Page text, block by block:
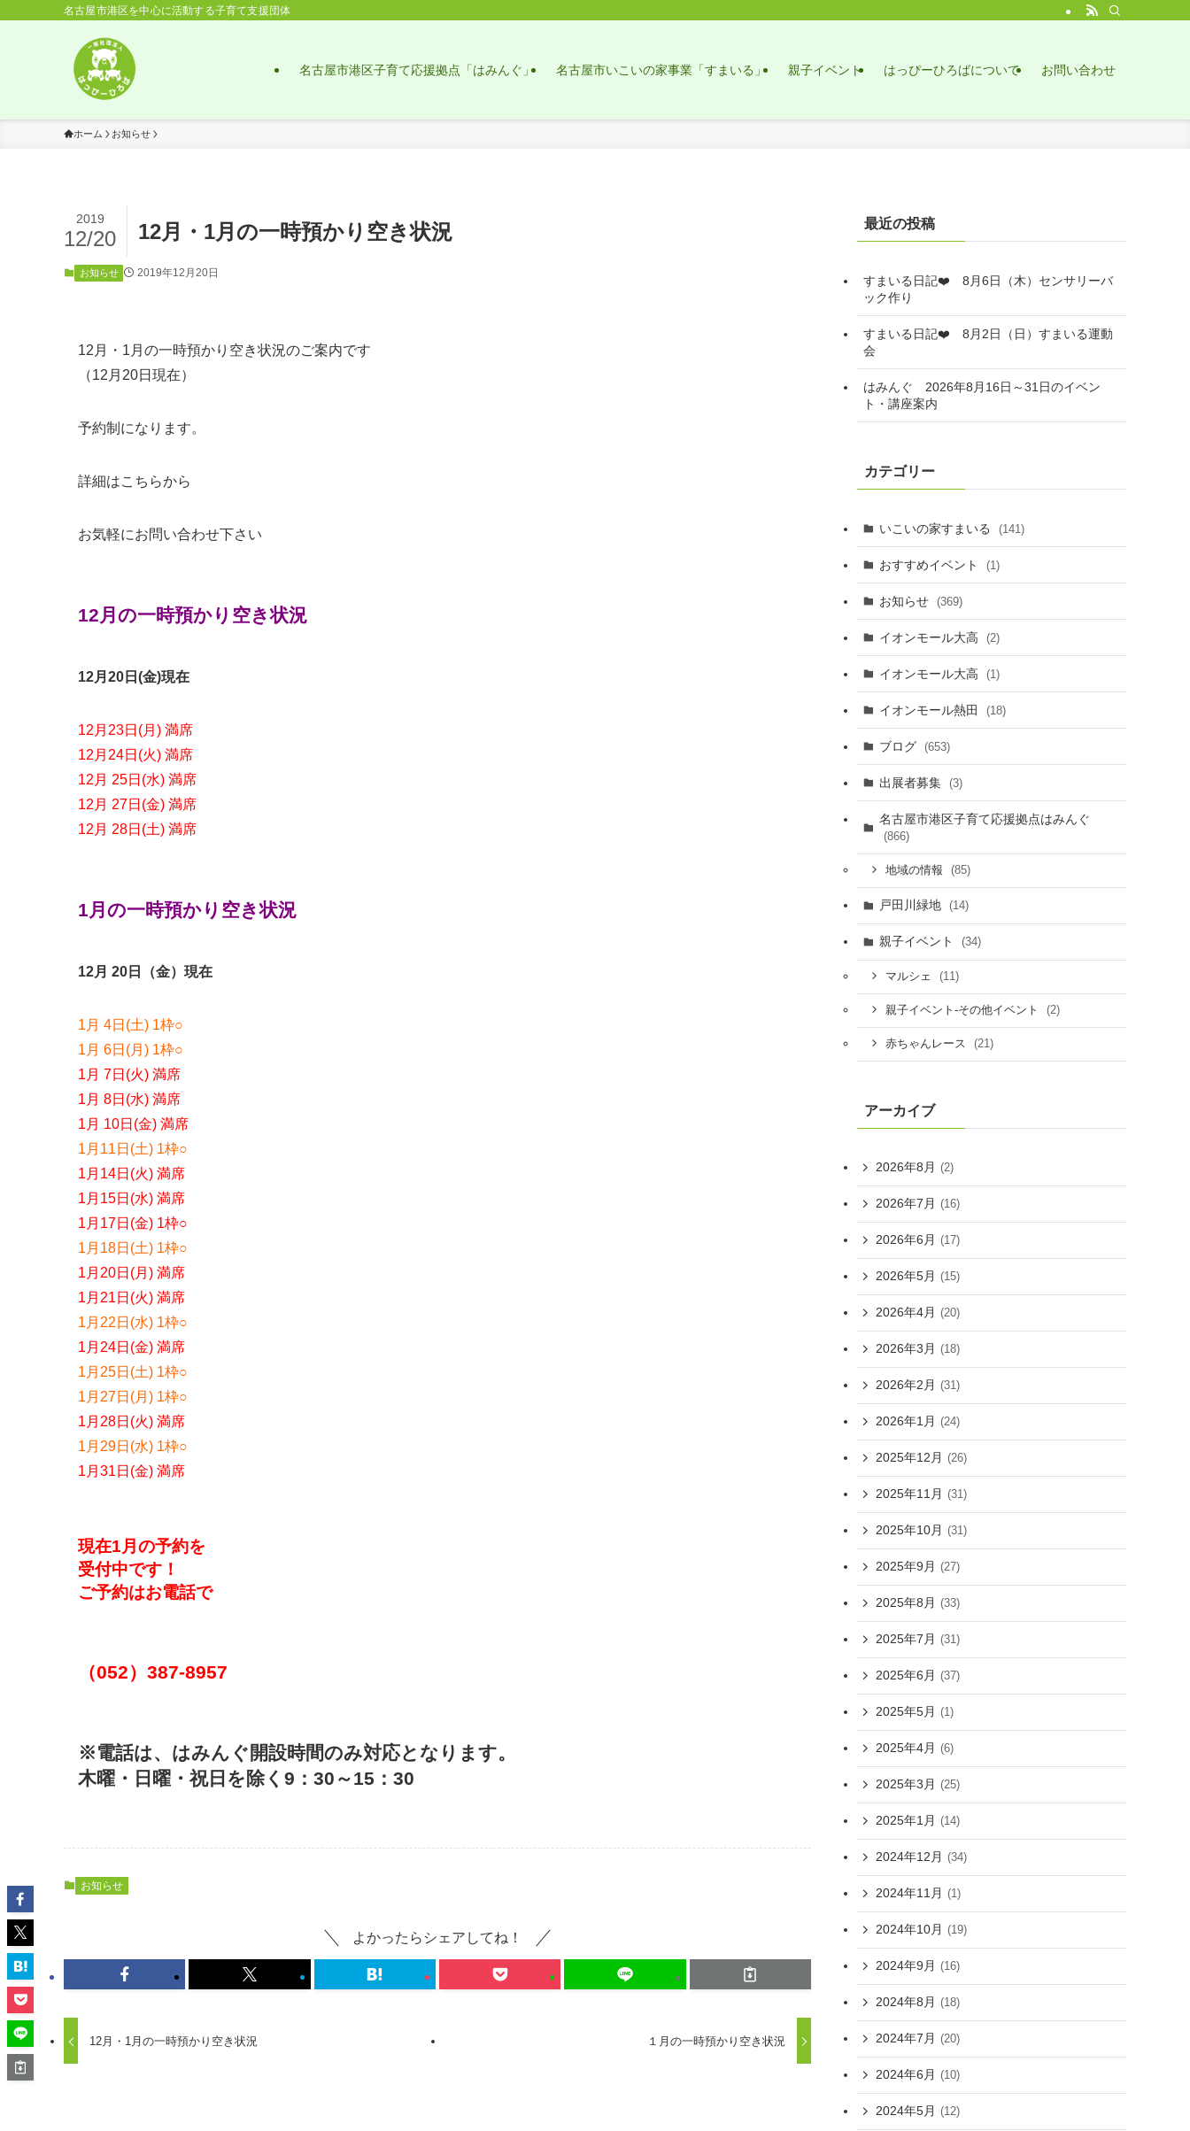
名古屋市港区を中心に活動する子育て支援団体
名古屋市港区子育て応援拠点「はみんぐ」 名古屋市いこいの家事業「すまいる」 親子イベント はっぴーひろばについて お問い合わせ
ホーム お知らせ
12月・1月の一時預かり空き状況
2019
12/20
お知らせ 2019年12月20日
12月・1月の一時預かり空き状況のご案内です
（12月20日現在）
予約制になります。
詳細はこちらから
お気軽にお問い合わせ下さい
12月の一時預かり空き状況
12月20日(金)現在
12月23日(月) 満席
12月24日(火) 満席
12月 25日(水) 満席
12月 27日(金) 満席
12月 28日(土) 満席
1月の一時預かり空き状況
12月 20日（金）現在
1月 4日(土) 1枠○
1月 6日(月) 1枠○
1月 7日(火) 満席
1月 8日(水) 満席
1月 10日(金) 満席
1月11日(土) 1枠○
1月14日(火) 満席
1月15日(水) 満席
1月17日(金) 1枠○
1月18日(土) 1枠○
1月20日(月) 満席
1月21日(火) 満席
1月22日(水) 1枠○
1月24日(金) 満席
1月25日(土) 1枠○
1月27日(月) 1枠○
1月28日(火) 満席
1月29日(水) 1枠○
1月31日(金) 満席
現在1月の予約を
受付中です！
ご予約はお電話で
（052）387-8957
※電話は、はみんぐ開設時間のみ対応となります。
木曜・日曜・祝日を除く9：30～15：30
お知らせ
よかったらシェアしてね！
12月・1月の一時預かり空き状況 １月の一時預かり空き状況
最近の投稿
すまいる日記❤️ 8月6日（木）センサリーバ
ック作り
すまいる日記❤️ 8月2日（日）すまいる運動
会
はみんぐ 2026年8月16日～31日のイベン
ト・講座案内
カテゴリー
いこいの家すまいる (141)
おすすめイベント (1)
お知らせ (369)
イオンモール大高 (2)
イオンモール大高 (1)
イオンモール熱田 (18)
ブログ (653)
出展者募集 (3)
名古屋市港区子育て応援拠点はみんぐ
(866)
地域の情報 (85)
戸田川緑地 (14)
親子イベント (34)
マルシェ (11)
親子イベント-その他イベント (2)
赤ちゃんレース (21)
アーカイブ
2026年8月 (2)
2026年7月 (16)
2026年6月 (17)
2026年5月 (15)
2026年4月 (20)
2026年3月 (18)
2026年2月 (31)
2026年1月 (24)
2025年12月 (26)
2025年11月 (31)
2025年10月 (31)
2025年9月 (27)
2025年8月 (33)
2025年7月 (31)
2025年6月 (37)
2025年5月 (1)
2025年4月 (6)
2025年3月 (25)
2025年1月 (14)
2024年12月 (34)
2024年11月 (1)
2024年10月 (19)
2024年9月 (16)
2024年8月 (18)
2024年7月 (20)
2024年6月 (10)
2024年5月 (12)